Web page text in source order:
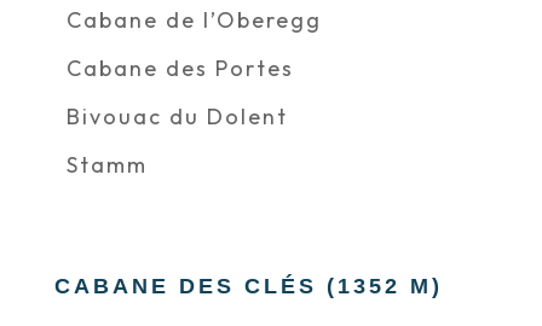
Cabane de l’Oberegg
Cabane des Portes
Bivouac du Dolent
Stamm
CABANE DES CLÉS (1352 M)